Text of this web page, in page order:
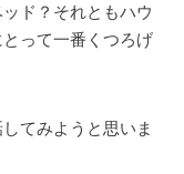
ド？それともハウ
って一番くつろげ
てみようと思いま